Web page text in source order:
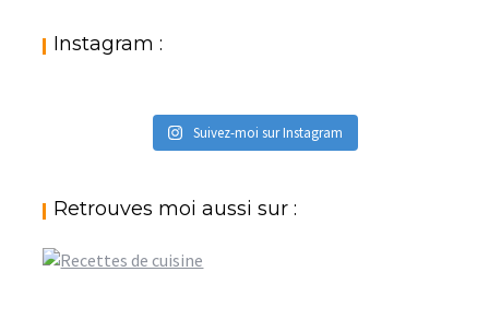
: Instagram :
Suivez-moi sur Instagram
Retrouves moi aussi sur :